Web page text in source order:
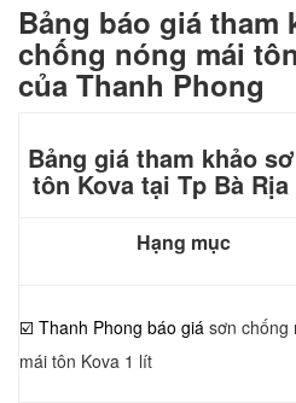
Bảng báo giá tham
chống nóng mái
của Thanh Phong
Bảng giá tham khảo
tôn Kova tại Tp Bà
Hạng mục
☑️ Thanh Phong báo giá sơn chống
mái tôn Kova 1 lít